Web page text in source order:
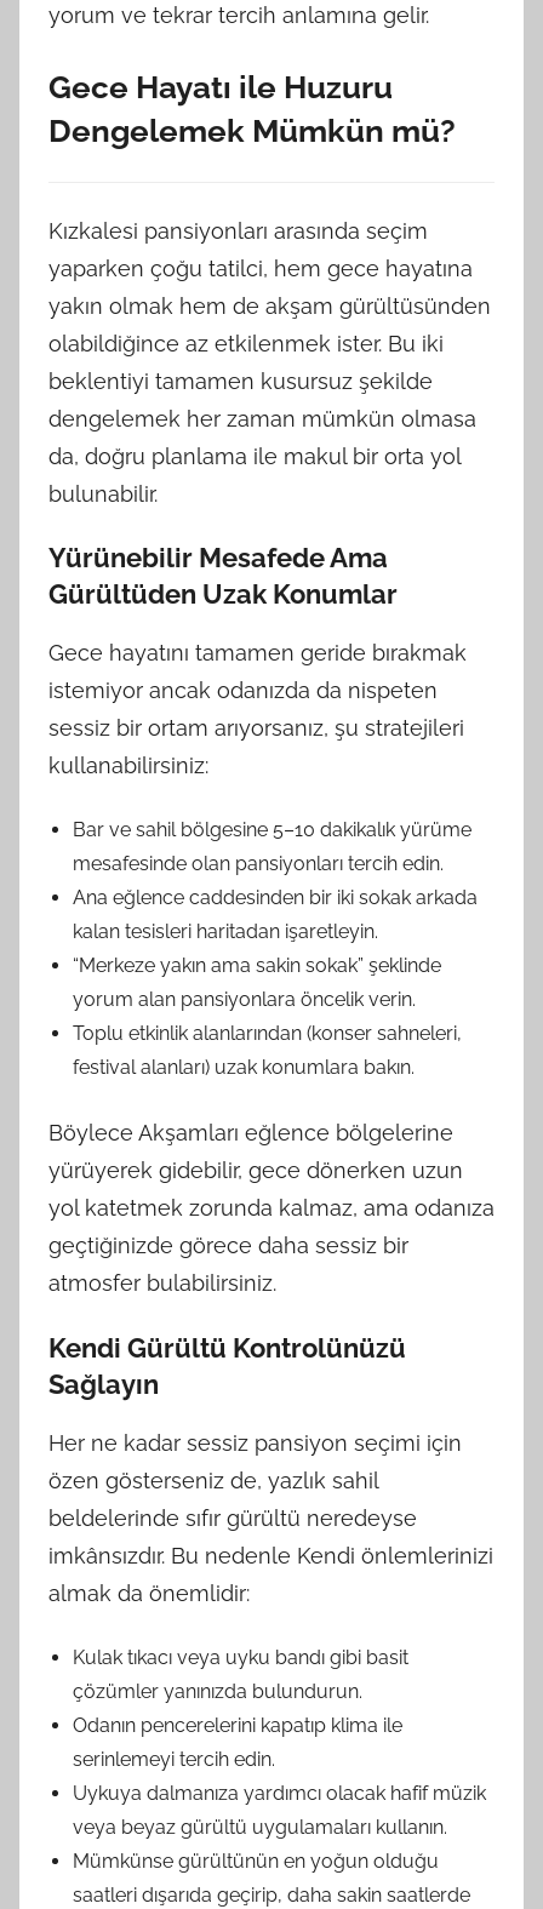
yorum ve tekrar tercih anlamına gelir.
Gece Hayatı ile Huzuru
Dengelemek Mümkün mü?
Kızkalesi pansiyonları arasında seçim
yaparken çoğu tatilci, hem gece hayatına
yakın olmak hem de akşam gürültüsünden
olabildiğince az etkilenmek ister. Bu iki
beklentiyi tamamen kusursuz şekilde
dengelemek her zaman mümkün olmasa
da, doğru planlama ile makul bir orta yol
bulunabilir.
Yürünebilir Mesafede Ama
Gürültüden Uzak Konumlar
Gece hayatını tamamen geride bırakmak
istemiyor ancak odanızda da nispeten
sessiz bir ortam arıyorsanız, şu stratejileri
kullanabilirsiniz:
Bar ve sahil bölgesine 5–10 dakikalık yürüme
mesafesinde olan pansiyonları tercih edin.
Ana eğlence caddesinden bir iki sokak arkada
kalan tesisleri haritadan işaretleyin.
“Merkeze yakın ama sakin sokak” şeklinde
yorum alan pansiyonlara öncelik verin.
Toplu etkinlik alanlarından (konser sahneleri,
festival alanları) uzak konumlara bakın.
Böylece Akşamları eğlence bölgelerine
yürüyerek gidebilir, gece dönerken uzun
yol katetmek zorunda kalmaz, ama odanıza
geçtiğinizde görece daha sessiz bir
atmosfer bulabilirsiniz.
Kendi Gürültü Kontrolünüzü
Sağlayın
Her ne kadar sessiz pansiyon seçimi için
özen gösterseniz de, yazlık sahil
beldelerinde sıfır gürültü neredeyse
imkânsızdır. Bu nedenle Kendi önlemlerinizi
almak da önemlidir:
Kulak tıkacı veya uyku bandı gibi basit
çözümler yanınızda bulundurun.
Odanın pencerelerini kapatıp klima ile
serinlemeyi tercih edin.
Uykuya dalmanıza yardımcı olacak hafif müzik
veya beyaz gürültü uygulamaları kullanın.
Mümkünse gürültünün en yoğun olduğu
saatleri dışarıda geçirip, daha sakin saatlerde